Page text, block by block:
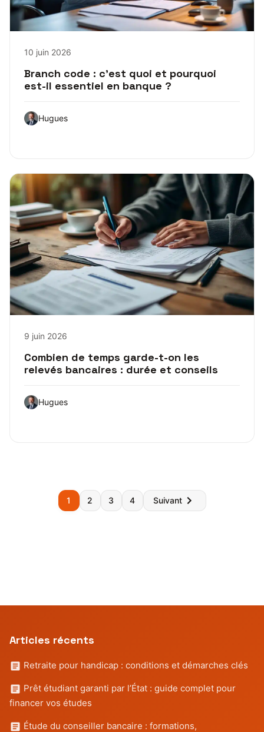
10 juin 2026
Branch code : c’est quoi et pourquoi
est-il essentiel en banque ?
Hugues
9 juin 2026
Combien de temps garde-t-on les
relevés bancaires : durée et conseils
Hugues
Pagination
des
1 2 3 4 Suivant
Articles récents
Retraite pour handicap : conditions et démarches clés
Prêt étudiant garanti par l’État : guide complet pour
financer vos études
Étude du conseiller bancaire : formations,